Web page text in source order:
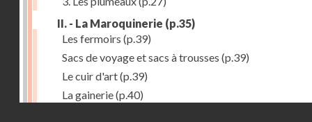
II. - La Maroquinerie (p.35)
Les fermoirs (p.39)
Sacs de voyage et sacs à trousses (p.39)
Le cuir d'art(p.39)
La gainerie(p.40)